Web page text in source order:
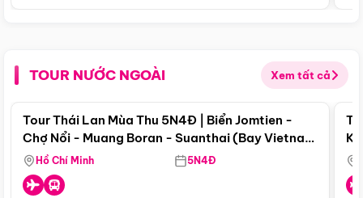
TOUR NƯỚC NGOÀI Xem tất cả
Điểm nổi bật
Tour Thái Lan Mùa Thu 5N4Đ | Biển Jomtien -
Chợ Nổi - Muang Boran - Suanthai (Bay Vietnam
Airlines)
Hồ Chí Minh 5N4Đ